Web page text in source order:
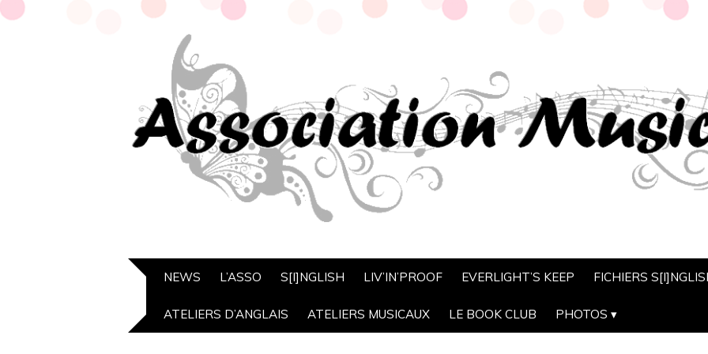
NEWS L’ASSO S[I]NGLISH LIV’IN’PROOF EVERLIGHT’S KEEP FICHIERS
ATELIERS D’ANGLAIS ATELIERS MUSICAUX LE BOOK CLUB PHOTOS